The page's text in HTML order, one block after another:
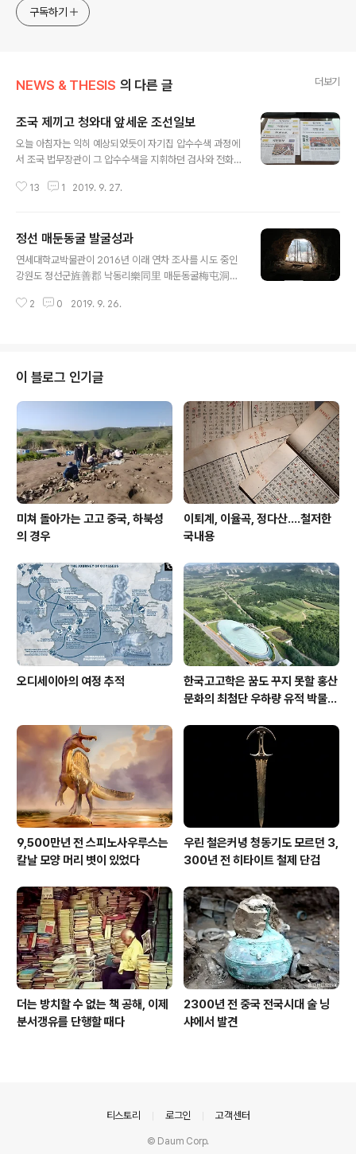
approach will be to resist any common sense or
generalized viewpoint
구독하기
NEWS & THESIS 의 다른 글 더보기
조국 제끼고 청와대 앞세운 조선일보
오늘 아침자는 익히 예상되었듯이 자기집 압수수색 과정에
서 조국 법무장관이 그 압수수색을 지휘하던 검사와 전화
주요하게 취급되었다. 이런 행동이 수사외압 아니냐는 그
그건 당연지사고 우린 하나 더 깐다는 모습을 유감없이 노
출했으니 조 장관보다 청와대를 앞세워 청와대가 외압을
행사하려 했다는 걸 대문짝에 내건다. 조국을 까고는 청와
조선일보는 언제나 이런 방식으로 허를 찌르는데, 이런 과
13 1 2019. 9. 27.
정선 매둔동굴 발굴성과
연세대학교박물관이 2016년 이래 연차 조사를 시도 중인
강원도 정선군旌善郡 낙동리樂同里 매둔동굴梅屯洞窟
예산을 투입한 순수학술발굴이다. 나아가 그 조사는 철저
특히 동굴유적 발굴에 독보적인 업적을 쌓은 연세대박물관
이 그 후속 작업 일환으로 매둔동굴을 발굴 중이다. 이번에
206년~2017년에 걸친 발굴조사 성과를 정리한 공식보
고서 《정선 매둔 동굴유적(1) - 2016!2017년 발굴》을 펴
냈다. 이후 전개된 발굴에서 괄목할 만한 성과가 있었거니
와, 그것은 추후 보고서가 다룰 ..
2 0 2019. 9. 26.
이 블로그 인기글
미쳐 돌아가는 고고 중국, 하북성
의 경우
이퇴계, 이율곡, 정다산....철저한
국내용
오디세이아의 여정 추적
한국고고학은 꿈도 꾸지 못할 홍산
문화의 최첨단 우하량 유적 박물관
9,500만년 전 스피노사우루스는
칼날 모양 머리 볏이 있었다
우린 철은커녕 청동기도 모르던 3,
300년 전 히타이트 철제 단검
더는 방치할 수 없는 책 공해, 이제
분서갱유를 단행할 때다
2300년 전 중국 전국시대 술 닝
샤에서 발견
티스토리 로그인 고객센터
© Daum Corp.